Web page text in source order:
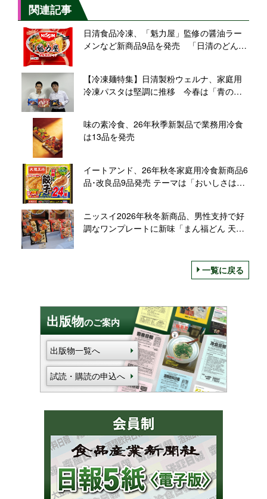
関連記事
日清食品冷凍、「魁力屋」監修の醤油ラー
メンなど新商品9品を発売 「日清のどん兵
【冷凍麺特集】日清製粉ウェルナ、家庭用
冷凍パスタは堅調に推移 今春は「青の洞
味の素冷食、26年秋季新製品で業務用冷食
は13品を発売
イートアンド、26年秋冬家庭用冷食新商品6
品･改良品9品発売 テーマは「おいしさは素
ニッスイ2026年秋冬新商品、男性支持で好
調なワンプレートに新味「まん福どん 天
一覧に戻る
出版物のご案内
出版物一覧へ
試読・購読の申込へ